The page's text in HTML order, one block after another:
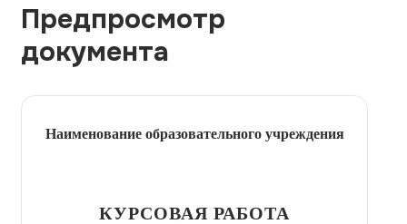
Предпросмотр
документа
Наименование образовательного учреждения
КУРСОВАЯ РАБОТА